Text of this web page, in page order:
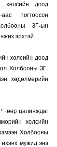
хөлсийн доод
тогтоосон
ЗГ-ын
эрхтэй.
хөлсийн доод
Холбооны ЗГ-
хөдөлмөрийн
" -өөр цалинждаг
хөлсийн
Холбооны
ихэнх мужид энэ